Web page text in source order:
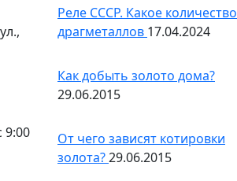
9:00
Реле СССР. Какое количество
драгметаллов 17.04.2024
Как добыть золото дома?
29.06.2015
От чего зависят котировки
золота?29.06.2015